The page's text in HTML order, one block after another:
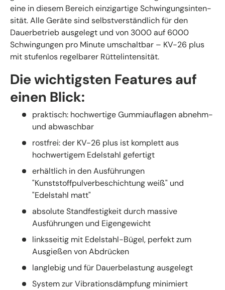
eine in diesem Bereich einzigartige Schwingungsinten-
sität. Alle Geräte sind selbstverständlich für den
Dauerbetrieb ausgelegt und von 3000 auf 6000
Schwingungen pro Minute umschaltbar – KV-26 plus
mit stufenlos regelbarer Rüttelintensität.
Die wichtigsten Features auf
einen Blick:
praktisch: hochwertige Gummiauflagen abnehm-
und abwaschbar
rostfrei: der KV-26 plus ist komplett aus
hochwertigem Edelstahl gefertigt
erhältlich in den Ausführungen
"Kunststoffpulverbeschichtung weiß" und
"Edelstahl matt"
absolute Standfestigkeit durch massive
Ausführungen und Eigengewicht
linksseitig mit Edelstahl-Bügel, perfekt zum
Ausgießen von Abdrücken
langlebig und für Dauerbelastung ausgelegt
System zur Vibrationsdämpfung minimiert